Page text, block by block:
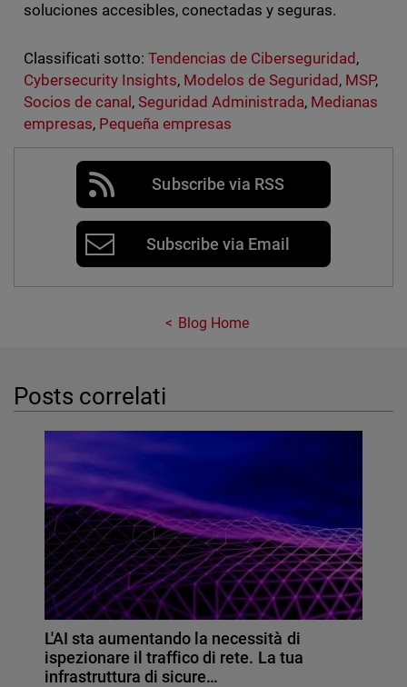
soluciones accesibles, conectadas y seguras.
Classificati sotto: Tendencias de Ciberseguridad ,
Cybersecurity Insights, Modelos de Seguridad , MSP,
Socios de canal , Seguridad Administrada, Medianas
empresas, Pequeña empresas
Subscribe via RSS
Subscribe via Email
Blog Home
Posts correlati
L'AI sta aumentando la necessità di
ispezionare il traffico di rete. La tua
infrastruttura di sicure…